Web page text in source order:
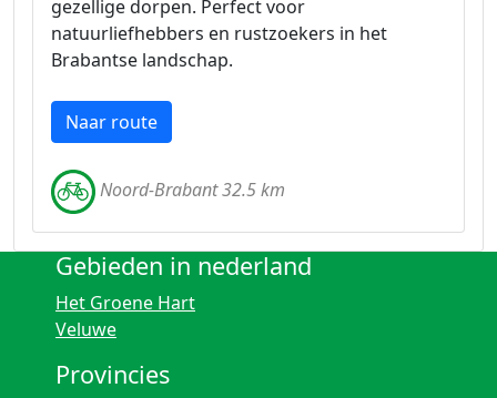
gezellige dorpen. Perfect voor
natuurliefhebbers en rustzoekers in het
Brabantse landschap.
Naar route
Noord-Brabant 32.5 km
Gebieden in nederland
Het Groene Hart
Veluwe
Provincies